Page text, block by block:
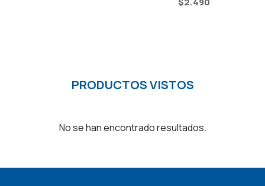
PRODUCTOS VISTOS
No se han encontrado resultados.